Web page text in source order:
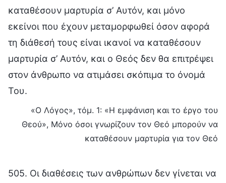
καταθέσουν μαρτυρία σ’ Αυτόν, και μόνο
εκείνοι που έχουν μεταμορφωθεί όσον αφορά
τη διάθεσή τους είναι ικανοί να καταθέσουν
μαρτυρία σ’ Αυτόν, και ο Θεός δεν θα επιτρέψει
στον άνθρωπο να ατιμάσει σκόπιμα το όνομά
Του.
«Ο Λόγος», τόμ. 1: «Η εμφάνιση και το έργο του
Θεού», Μόνο όσοι γνωρίζουν τον Θεό μπορούν να
καταθέσουν μαρτυρία για τον Θεό
505. Οι διαθέσεις των ανθρώπων δεν γίνεται να